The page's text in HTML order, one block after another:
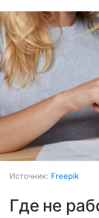
Источник: Freepik
Где не